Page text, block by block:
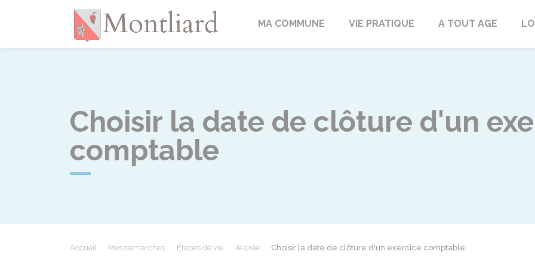
MontliardMA COMMUNE VIE PRATIQUE A TOUT AGE
Choisir la date de clôture d'un
comptable
Accueil Mes démarches Étapes de vie Je crée Choisir la date de clôture d'un exercice comptable